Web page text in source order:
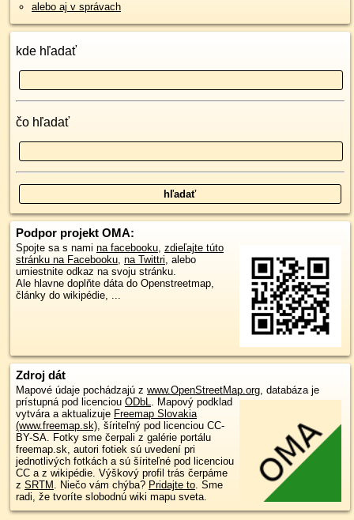
alebo aj v správach
kde hľadať
čo hľadať
Podpor projekt OMA:
Spojte sa s nami na facebooku, zdieľajte túto
stránku na Facebooku, na Twittri, alebo
umiestnite odkaz na svoju stránku.
Ale hlavne doplňte dáta do Openstreetmap,
články do wikipédie, ...
Zdroj dát
Mapové údaje pochádzajú z www.OpenStreetMap.org, databáza je
prístupná pod licenciou ODbL. Mapový podklad
vytvára a aktualizuje Freemap Slovakia
(www.freemap.sk), šíriteľný pod licenciou CC-
BY-SA. Fotky sme čerpali z galérie portálu
freemap.sk, autori fotiek sú uvedení pri
jednotlivých fotkách a sú šíriteľné pod licenciou
CC a z wikipédie. Výškový profil trás čerpáme
z SRTM . Niečo vám chýba? Pridajte to. Sme
radi, že tvoríte slobodnú wiki mapu sveta.